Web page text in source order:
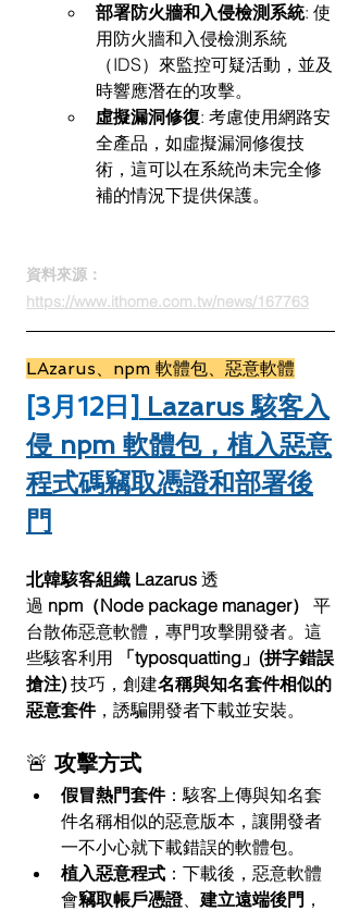
部署防火牆和入侵檢測系統: 使
用防火牆和入侵檢測系統
（IDS）來監控可疑活動，並及
時響應潛在的攻擊。
虛擬漏洞修復: 考慮使用網路安
全產品，如虛擬漏洞修復技
術，這可以在系統尚未完全修
補的情況下提供保護。
資料來源：
https://www.ithome.com.tw/news/167763
LAzarus、npm 軟體包、惡意軟體
[3月12日] Lazarus 駭客入
侵 npm 軟體包，植入惡意
程式碼竊取憑證和部署後
門
北韓駭客組織 Lazarus 透
過 npm（Node package manager）
平
台散佈惡意軟體，專門攻擊開發者。這
些駭客利用
「typosquatting」(拼字錯誤
搶注) 技巧，創建名稱與知名套件相似的
惡意套件，誘騙開發者下載並安裝。
🚨 攻擊方式
假冒熱門套件：駭客上傳與知名套
件名稱相似的惡意版本，讓開發者
一不小心就下載錯誤的軟體包。
植入惡意程式 ：下載後，惡意軟體
會竊取帳戶憑證、 建立遠端後門 ，